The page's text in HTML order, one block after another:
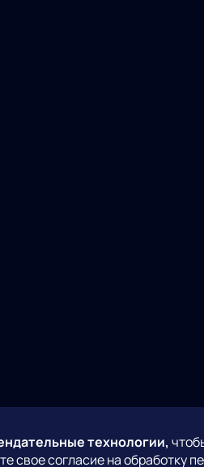
технологии,
свое согласие на обработку